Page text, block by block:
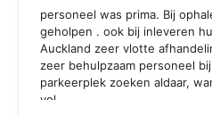
personeel was prima. Bij
geholpen . ook bij inleveren
Auckland zeer vlotte
zeer behulpzaam personeel bij
parkeerplek zoeken aldaar,
vol.